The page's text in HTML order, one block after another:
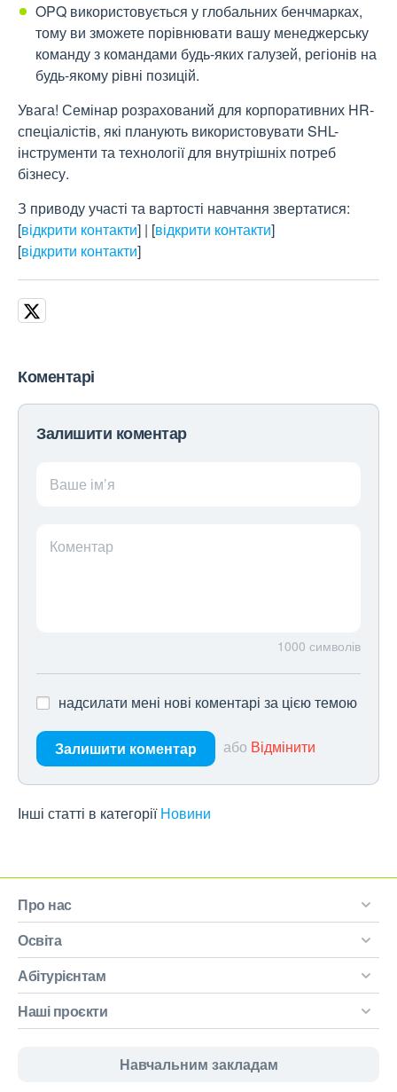
OPQ використовується у глобальних бенчмарках,
тому ви зможете порівнювати вашу менеджерську
команду з командами будь-яких галузей, регіонів на
будь-якому рівні позицій.
Увага! Семінар розрахований для корпоративних HR-
спеціалістів, які планують використовувати SHL-
інструменти та технології для внутрішніх потреб
бізнесу.
З приводу участі та вартості навчання звертатися:
[відкрити контакти] | [відкрити контакти]
[відкрити контакти]
Коментарі
Залишити коментар
Ваше ім’я
Коментар
1000 символів
надсилати мені нові коментарі за цією темою
Залишити коментар або Відмінити
Інші статті в категорії Новини
Про нас
Освіта
Абітурієнтам
Наші проєкти
Навчальним закладам